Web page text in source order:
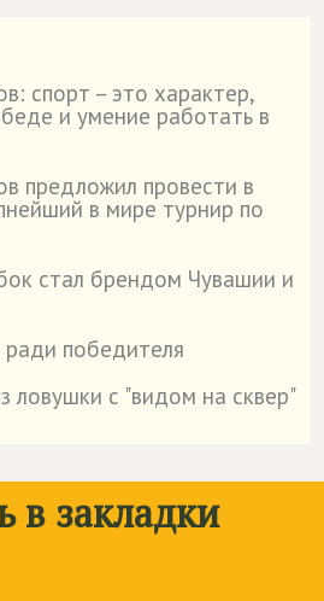
спорт – это характер,
и умение работать в
предложил провести в
в мире турнир по
стал брендом Чувашии и
ради победителя
ловушки с "видом на сквер"
в закладки